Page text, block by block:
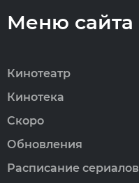
Меню сайта
Кинотеатр
Кинотека
Скоро
Обновления
Расписание сериалов